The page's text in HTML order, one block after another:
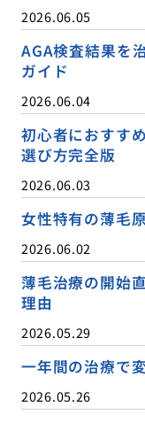
2026.06.05
AGA検査結果を
ガイド
2026.06.04
初心者におすす
選び方完全版
2026.06.03
女性特有の薄毛
2026.06.02
薄毛治療の開始
理由
2026.05.29
一年間の治療で
2026.05.26